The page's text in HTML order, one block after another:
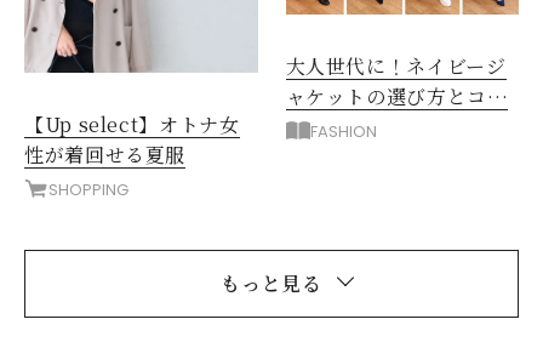
【Up select】オトナ女
性が着回せる夏服
SHOPPING
大人世代に！ネイビージ
ャケットの選び方とコー
デ術FASHION
もっと見る